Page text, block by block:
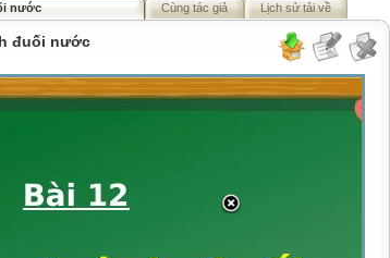
nước Cùng tác giả Lịch sử tải về
đuối nước